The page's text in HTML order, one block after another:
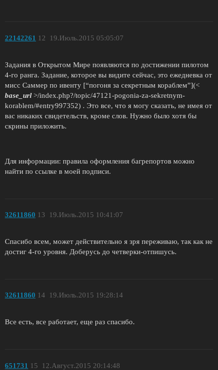
22142261 19.Июль.2015 05:05:07
12
Задания в Открытом Мире появляются по достижении пилотом
4-го ранга. Задание, которое вы видите сейчас, это ежедневка от
мисс Саммер по ивенту [“погоня за секретным кораблем”](<
base_url >/index.php?/topic/47121-pogonia-za-sekretnym-
korablem/#entry997352) . Это все, что я могу сказать, не имея от
вас никаких свидетельств, кроме слов. Нужно было хотя бы
скрины приложить.
Для информации: правила оформления багрепортов можно
найти по ссылке в моей подписи.
32611860 19.Июль.2015 10:41:07
13
Спасибо всем, может действительно я зря переживаю, так как не
достиг 4-го уровня. Доберусь до четверки-отпишусь.
32611860 19.Июль.2015 19:28:14
14
Все есть, все работает, еще раз спасибо.
651731 12.Август.2015 20:14:48
15